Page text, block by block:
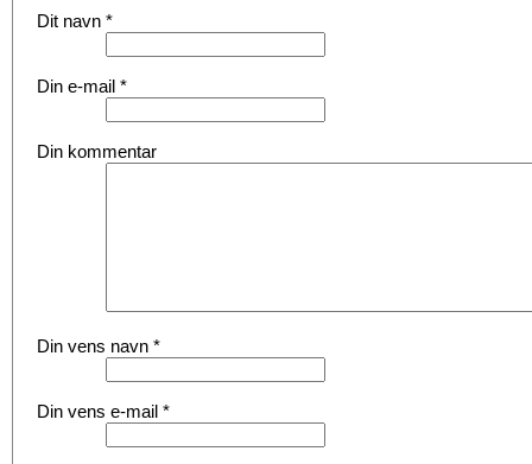
Dit navn *
Din e-mail *
Din kommentar
Din vens navn *
Din vens e-mail *